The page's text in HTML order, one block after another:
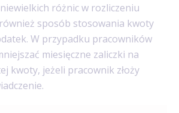
różnic w rozliczeniu
sposób stosowania kwoty
W przypadku pracowników
miesięczne zaliczki na
kwoty, jeżeli pracownik złoży